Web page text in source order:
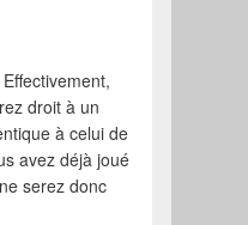
droit à un
à celui de
avez déjà joué
serez donc